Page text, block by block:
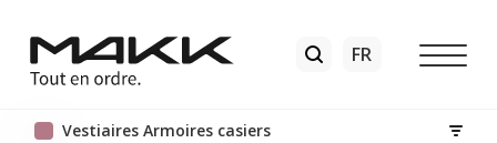
Vestiaires Armoires casiers